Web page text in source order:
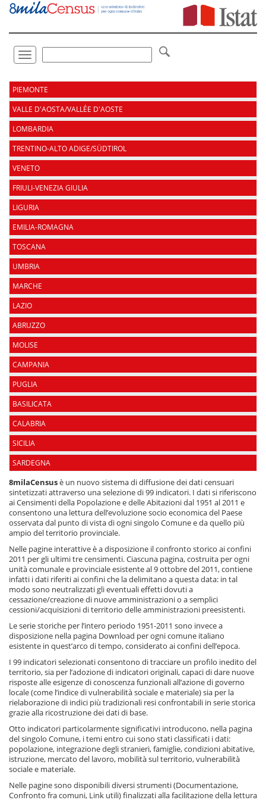
Vai
direttamente
Toggle
navigation
.
PIEMONTE
VALLE D'AOSTA/VALLÉE D'AOSTE
LOMBARDIA
TRENTINO-ALTO ADIGE/SÜDTIROL
VENETO
FRIULI-VENEZIA GIULIA
LIGURIA
EMILIA-ROMAGNA
TOSCANA
UMBRIA
MARCHE
LAZIO
ABRUZZO
MOLISE
CAMPANIA
PUGLIA
BASILICATA
CALABRIA
SICILIA
SARDEGNA
8milaCensusè un nuovo sistema di diffusione dei dati censuari
sintetizzati attraverso una selezione di 99 indicatori. I dati si riferiscono
ai Censimenti della Popolazione e delle Abitazioni dal 1951 al 2011 e
consentono una lettura dell’evoluzione socio economica del Paese
osservata dal punto di vista di ogni singolo Comune e da quello più
ampio del territorio provinciale.
Nelle pagine interattive è a disposizione il confronto storico ai confini
2011 per gli ultimi tre censimenti. Ciascuna pagina, costruita per ogni
unità comunale e provinciale esistente al 9 ottobre del 2011, contiene
infatti i dati riferiti ai confini che la delimitano a questa data: in tal
modo sono neutralizzati gli eventuali effetti dovuti a
cessazione/creazione di nuove amministrazioni o a semplici
cessioni/acquisizioni di territorio delle amministrazioni preesistenti.
Le serie storiche per l’intero periodo 1951-2011 sono invece a
disposizione nella pagina Download per ogni comune italiano
esistente in quest’arco di tempo, considerato ai confini dell’epoca.
I 99 indicatori selezionati consentono di tracciare un profilo inedito del
territorio, sia per l’adozione di indicatori originali, capaci di dare nuove
risposte alle esigenze di conoscenza funzionali all’azione di governo
locale (come l’indice di vulnerabilità sociale e materiale) sia per la
rielaborazione di indici più tradizionali resi confrontabili in serie storica
grazie alla ricostruzione dei dati di base.
Otto indicatori particolarmente significativi introducono, nella pagina
del singolo Comune, i temi entro cui sono stati classificati i dati:
popolazione, integrazione degli stranieri, famiglie, condizioni abitative,
istruzione, mercato del lavoro, mobilità sul territorio, vulnerabilità
sociale e materiale.
Nelle pagine sono disponibili diversi strumenti (Documentazione,
Confronto fra comuni, Link utili) finalizzati alla facilitazione della lettura